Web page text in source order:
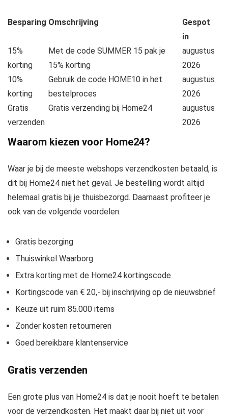
Besparing Omschrijving
Gespot
in
15%
korting
Met de code SUMMER 15 pak je
15% korting
augustus
2026
10%
korting
Gebruik de code HOME10 in het
bestelproces
augustus
2026
Gratis
verzenden
Gratis verzending bij Home24
augustus
2026
Waarom kiezen voor Home24?
Waar je bij de meeste webshops verzendkosten betaald, is
dit bij Home24 niet het geval. Je bestelling wordt altijd
helemaal gratis bij je thuisbezorgd. Daarnaast profiteer je
ook van de volgende voordelen:
Gratis bezorging
Thuiswinkel Waarborg
Extra korting met de Home24 kortingscode
Kortingscode van € 20,- bij inschrijving op de nieuwsbrief
Keuze uit ruim 85.000 items
Zonder kosten retourneren
Goed bereikbare klantenservice
Gratis verzenden
Een grote plus van Home24 is dat je nooit hoeft te betalen
voor de verzendkosten. Het maakt daar bij niet uit voor